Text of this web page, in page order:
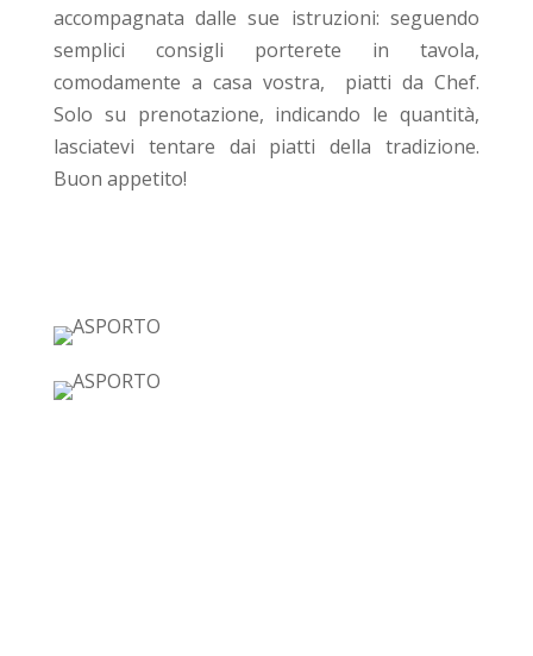
accompagnata dalle sue istruzioni: seguendo
semplici consigli porterete in tavola,
comodamente a casa vostra, piatti da Chef.
Solo su prenotazione, indicando le quantità,
lasciatevi tentare dai piatti della tradizione.
Buon appetito!